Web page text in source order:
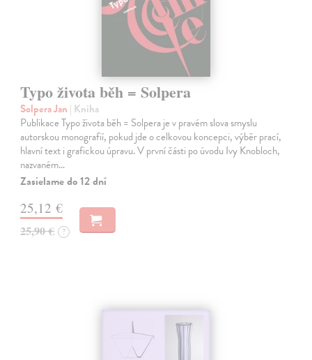
Typo života běh = Solpera
Solpera Jan | Kniha
Publikace Typo života běh = Solpera je v pravém slova smyslu
autorskou monografií, pokud jde o celkovou koncepci, výběr prací,
hlavní text i grafickou úpravu. V první části po úvodu Ivy Knobloch,
nazvaném…
Zasielame do 12 dní
25,12 €
25,90 € ?